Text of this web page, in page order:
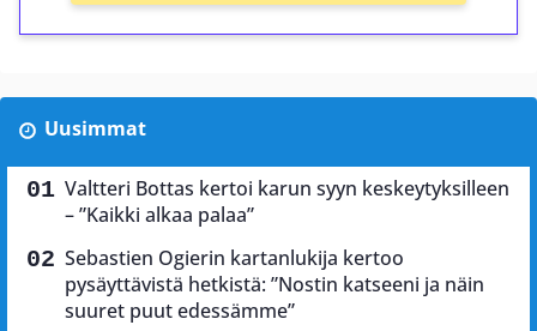
Uusimmat
Valtteri Bottas kertoi karun syyn keskeytyksilleen
– ”Kaikki alkaa palaa”
Sebastien Ogierin kartanlukija kertoo
pysäyttävistä hetkistä: ”Nostin katseeni ja näin
suuret puut edessämme”